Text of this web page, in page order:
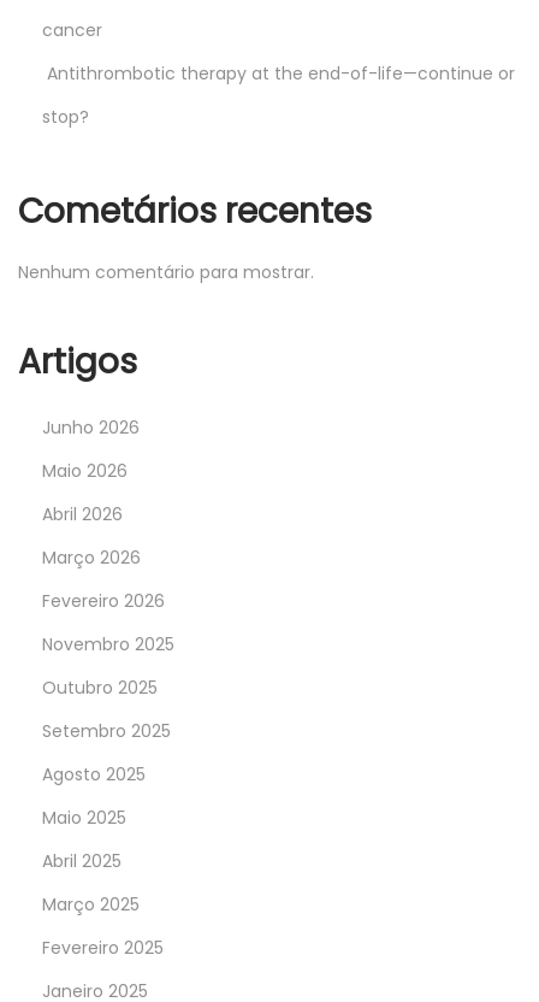
cancer
Antithrombotic therapy at the end-of-life—continue or
stop?
Cometários recentes
Nenhum comentário para mostrar.
Artigos
Junho 2026
Maio 2026
Abril 2026
Março 2026
Fevereiro 2026
Novembro 2025
Outubro 2025
Setembro 2025
Agosto 2025
Maio 2025
Abril 2025
Março 2025
Fevereiro 2025
Janeiro 2025